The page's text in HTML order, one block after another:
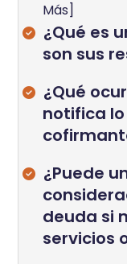
Más]
¿Qué es
son sus
¿Qué
notifica
¿Puede
deuda si
servicios